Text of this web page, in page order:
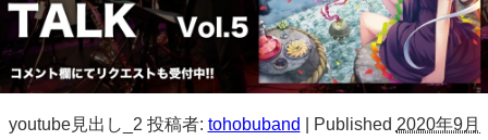
youtube見出し_2 投稿者: tohobuband Published 2020年9月